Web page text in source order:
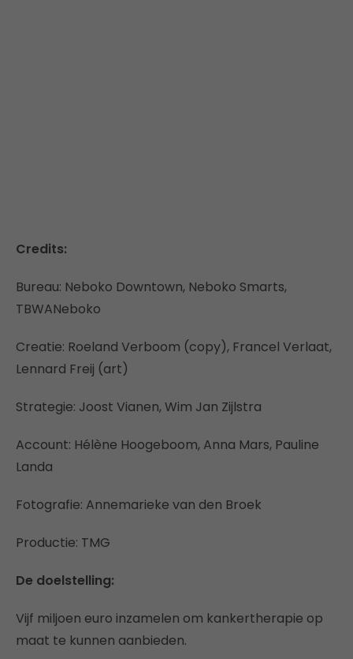
Credits:
Bureau: Neboko Downtown, Neboko Smarts,
TBWANeboko
Creatie: Roeland Verboom (copy), Francel Verlaat,
Lennard Freij (art)
Strategie: Joost Vianen, Wim Jan Zijlstra
Account: Hélène Hoogeboom, Anna Mars, Pauline
Landa
Fotografie: Annemarieke van den Broek
Productie: TMG
De doelstelling:
Vijf miljoen euro inzamelen om kankertherapie op
maat te kunnen aanbieden.